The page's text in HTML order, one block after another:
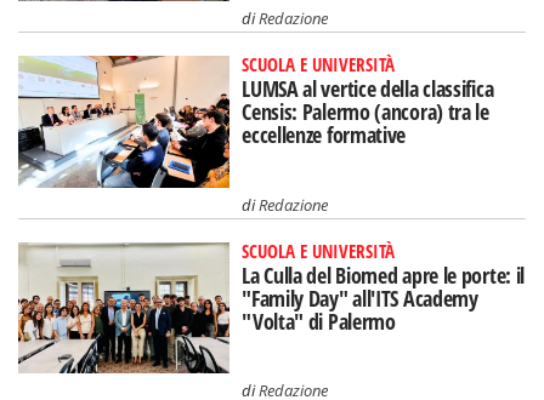
diRedazione
SCUOLA E UNIVERSITÀ
LUMSA al vertice della classifica
Censis: Palermo (ancora) tra le
eccellenze formative
diRedazione
SCUOLA E UNIVERSITÀ
La Culla del Biomed apre le porte: il
"Family Day" all'ITS Academy
"Volta" di Palermo
diRedazione